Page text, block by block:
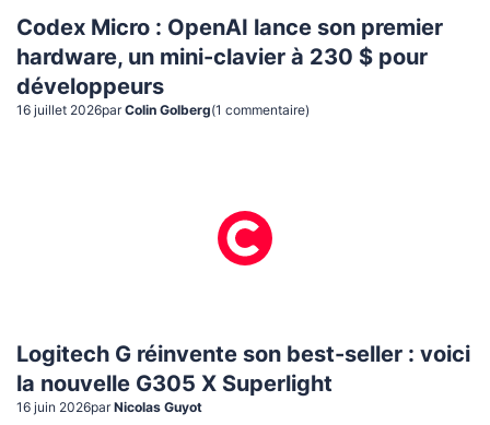
Codex Micro : OpenAI lance son premier
hardware, un mini-clavier à 230 $ pour
développeurs
16 juillet 2026par Colin Golberg(1 commentaire)
Logitech G réinvente son best-seller : voici
la nouvelle G305 X Superlight
16 juin 2026par Nicolas Guyot